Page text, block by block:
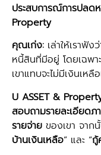
ประสบการณ์การปล
Property
คุณเก่ง: เล่าให้เราฟั
หนี้สินที่มีอยู่ โดยเฉพา
เขาแทบจะไม่มีเงินเหลื
U ASSET &
สอบถามรายละเอียด
รายจ่าย ของเขา จาก
บ้านเงินเหลือ” และ “กู้